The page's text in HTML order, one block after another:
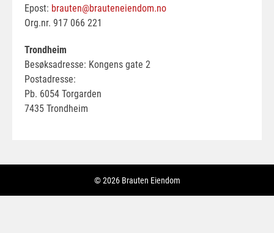
Epost: brauten@brauteneiendom.no
Org.nr. 917 066 221
Trondheim
Besøksadresse: Kongens gate 2
Postadresse:
Pb. 6054 Torgarden
7435 Trondheim
© 2026 Brauten Eiendom